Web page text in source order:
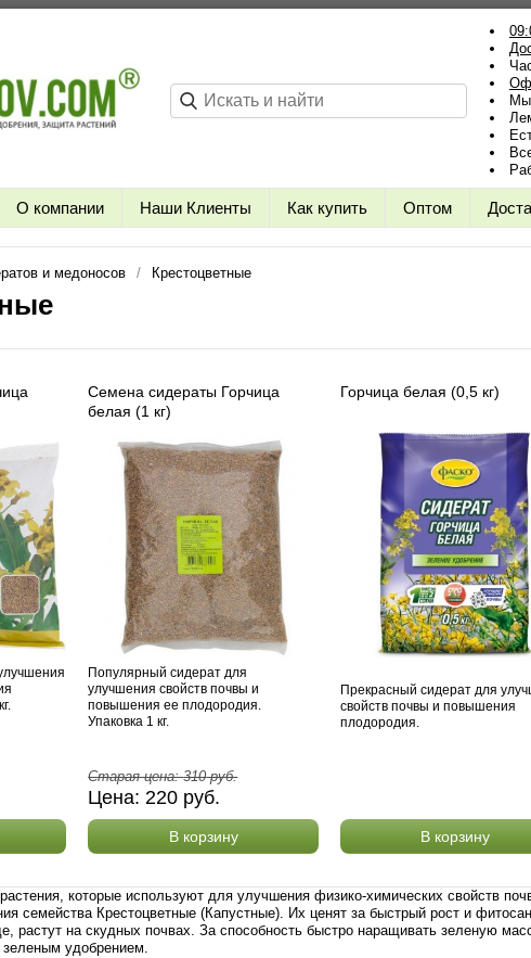
Мы
О компании Наши Клиенты Как купить Оптом
и медоносов Крестоцветные
Семена сидераты Горчица
белая (1 кг)
Популярный сидерат для
улучшения свойств почвы и
повышения ее плодородия.
Упаковка 1 кг.
Старая цена:310руб.
Цена:220 руб.
В корзину
Горчица белая (0,5 кг)
Прекрасный сидерат для
свойств почвы и повышения
плодородия.
В корзину
которые используют для улучшения физико-химических свойств
семейства Крестоцветные (Капустные). Их ценят за быстрый рост и
растут на скудных почвах. За способность быстро наращивать зеленую
удобрением.